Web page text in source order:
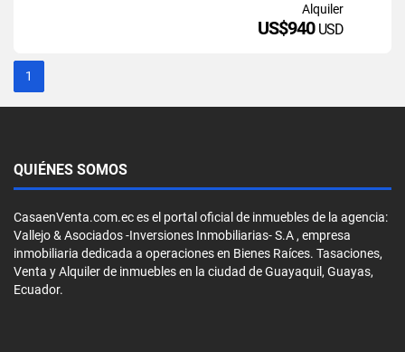
Alquiler
US$940 USD
1
QUIÉNES SOMOS
CasaenVenta.com.ec es el portal oficial de inmuebles de la agencia:
Vallejo & Asociados -Inversiones Inmobiliarias- S.A , empresa
inmobiliaria dedicada a operaciones en Bienes Raíces. Tasaciones,
Venta y Alquiler de inmuebles en la ciudad de Guayaquil, Guayas,
Ecuador.